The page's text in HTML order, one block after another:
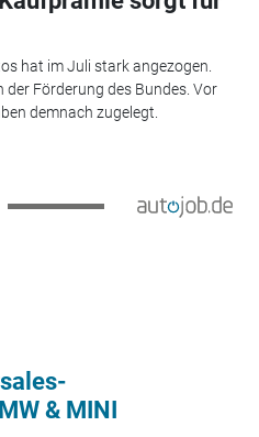
hat im Juli stark angezogen.
Förderung des Bundes. Vor
demnach zugelegt.
& MINI